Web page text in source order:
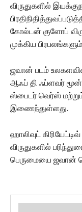
விருதுகளில்
கோல்டன் குளோப்
முக்கிய
ஜவான் படம்
ஆஃப் தி ஃப்ளவர்
ஸ்பைடர் வெர்ஸ்
இணைந்துள்ளது.
ஹாலிவுட்
விருதுகளில்
பெருமையை ஜவான்